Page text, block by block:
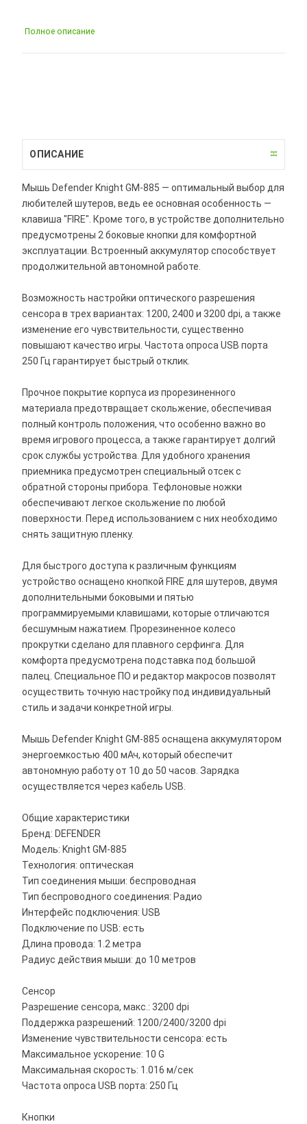
Полное описание
ОПИСАНИЕ
Мышь Defender Knight GM-885 — оптимальный выбор для
любителей шутеров, ведь ее основная особенность —
клавиша "FIRE". Кроме того, в устройстве дополнительно
предусмотрены 2 боковые кнопки для комфортной
эксплуатации. Встроенный аккумулятор способствует
продолжительной автономной работе.
Возможность настройки оптического разрешения
сенсора в трех вариантах: 1200, 2400 и 3200 dpi, а также
изменение его чувствительности, существенно
повышают качество игры. Частота опроса USB порта
250 Гц гарантирует быстрый отклик.
Прочное покрытие корпуса из прорезиненного
материала предотвращает скольжение, обеспечивая
полный контроль положения, что особенно важно во
время игрового процесса, а также гарантирует долгий
срок службы устройства. Для удобного хранения
приемника предусмотрен специальный отсек с
обратной стороны прибора. Тефлоновые ножки
обеспечивают легкое скольжение по любой
поверхности. Перед использованием с них необходимо
снять защитную пленку.
Для быстрого доступа к различным функциям
устройство оснащено кнопкой FIRE для шутеров, двумя
дополнительными боковыми и пятью
программируемыми клавишами, которые отличаются
бесшумным нажатием. Прорезиненное колесо
прокрутки сделано для плавного серфинга. Для
комфорта предусмотрена подставка под большой
палец. Специальное ПО и редактор макросов позволят
осуществить точную настройку под индивидуальный
стиль и задачи конкретной игры.
Мышь Defender Knight GM-885 оснащена аккумулятором
энергоемкостью 400 мАч, который обеспечит
автономную работу от 10 до 50 часов. Зарядка
осуществляется через кабель USB.
Общие характеристики
Бренд: DEFENDER
Модель: Knight GM-885
Технология: оптическая
Тип соединения мыши: беспроводная
Тип беспроводного соединения: Радио
Интерфейс подключения: USB
Подключение по USB: есть
Длина провода: 1.2 метра
Радиус действия мыши: до 10 метров
Сенсор
Разрешение сенсора, макс.: 3200 dpi
Поддержка разрешений: 1200/2400/3200 dpi
Изменение чувствительности сенсора: есть
Максимальное ускорение: 10 G
Максимальная скорость: 1.016 м/сек
Частота опроса USB порта: 250 Гц
Кнопки